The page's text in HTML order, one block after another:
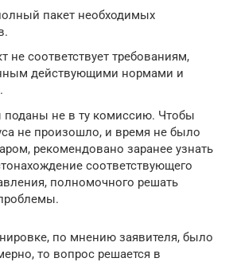
пакет необходимых
не соответствует требованиям,
действующими нормами и
не в ту комиссию. Чтобы
не произошло, и время не было
рекомендовано заранее узнать
соответствующего
полномочного решать
по мнению заявителя, было
то вопрос решается в